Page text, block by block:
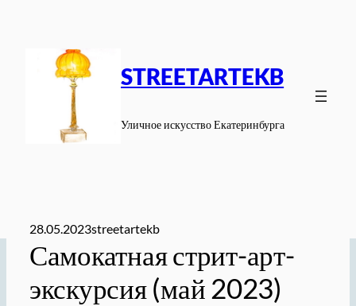
содержимому
STREETARTEKB
Уличное искусство Екатеринбурга
28.05.2023streetartekb
Самокатная стрит-арт-
экскурсия (май 2023)